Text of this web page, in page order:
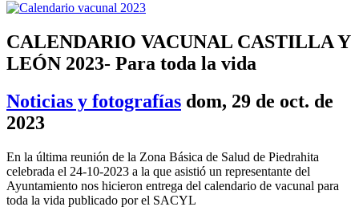
CALENDARIO VACUNAL CASTILLA Y
LEÓN 2023- Para toda la vida
Noticias y fotografías dom, 29 de oct. de
2023
En la última reunión de la Zona Básica de Salud de Piedrahita
celebrada el 24-10-2023 a la que asistió un representante del
Ayuntamiento nos hicieron entrega del calendario de vacunal para
toda la vida publicado por el SACYL